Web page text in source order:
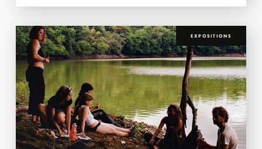
EXPOSITIONS